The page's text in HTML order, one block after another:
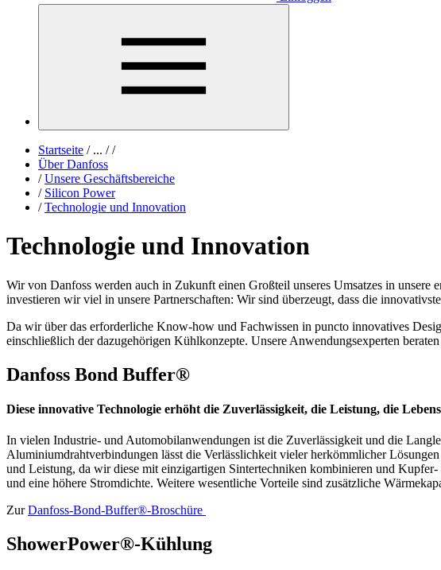
Startseite /... / /
Über Danfoss
/ Unsere Geschäftsbereiche
/ Silicon Power
/ Technologie und Innovation
Technologie und Innovation
Wir von Danfoss werden auch in Zukunft einen Großteil unseres Umsatzes in
investieren wir viel in unsere Partnerschaften: Wir sind überzeugt, dass die
Da wir über das erforderliche Know-how und Fachwissen in puncto innovatives
einschließlich der dazugehörigen Kühlkonzepte. Unsere Anwendungsexperten
Danfoss Bond Buffer®
Diese innovative Technologie erhöht die Zuverlässigkeit, die Leistung, die
In vielen Industrie- und Automobilanwendungen ist die Zuverlässigkeit und die
Aluminiumdrahtverbindungen lässt die Verlässlichkeit vieler herkömmlicher
und Leistung, da wir diese mit einzigartigen Sintertechniken kombinieren und
und eine höhere Stromdichte. Weitere wesentliche Vorteile sind zusätzliche
ZurDanfoss-Bond-Buffer®-Broschüre
ShowerPower®-Kühlung